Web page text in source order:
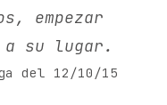
empezar
su lugar.
del 12/10/15